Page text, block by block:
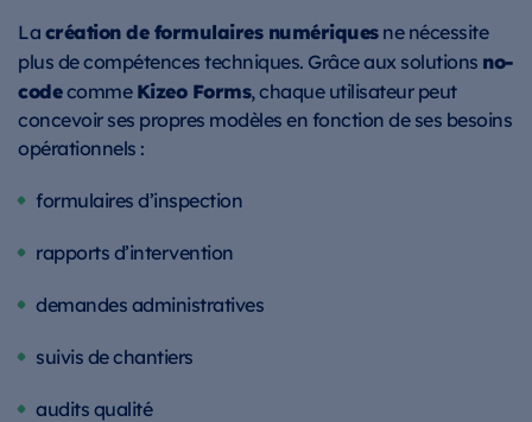
Lacréation de formulaires numériquesne nécessite
plus de compétences techniques. Grâce aux solutions no-
codecommeKizeo Forms, chaque utilisateur peut
concevoir ses propres modèles en fonction de ses besoins
opérationnels :
formulaires d’inspection
rapports d’intervention
demandes administratives
suivis de chantiers
audits qualité